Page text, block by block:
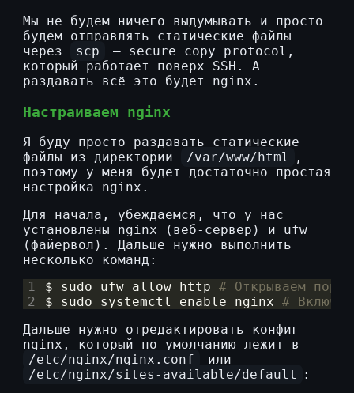
Мы не будем ничего выдумывать и просто
будем отправлять статические файлы
через
scp
— secure copy protocol,
который работает поверх SSH. А
раздавать всё это будет nginx.
Настраиваем nginx
Я буду просто раздавать статические
файлы из директории
/var/www/html
,
поэтому у меня будет достаточно простая
настройка nginx.
Для начала, убеждаемся, что у нас
установлены nginx (веб-сервер) и ufw
(файервол). Дальше нужно выполнить
несколько команд:
1
$ sudo ufw allow http # Открываем
2
$ sudo systemctl enable nginx #
Дальше нужно отредактировать конфиг
nginx, который по умолчанию лежит в
/etc/nginx/nginx.conf
или
/etc/nginx/sites-available/default
: